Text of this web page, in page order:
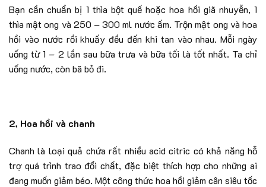
Bạn cần chuẩn bị 1 thìa bột quế hoặc hoa hồi giã nhuyễn, 1
thìa mật ong và 250 – 300 ml nước ấm. Trộn mật ong và hoa
hồi vào nước rồi khuấy đều đến khi tan vào nhau. Mỗi ngày
uống từ 1 – 2 lần sau bữa trưa và bữa tối là tốt nhất. Ta chỉ
uống nước, còn bã bỏ đi.
2, Hoa hồi và chanh
Chanh là loại quả chứa rất nhiều acid citric có khả năng hỗ
trợ quá trình trao đổi chất, đặc biệt thích hợp cho những ai
đang muốn giảm béo. Một công thức hoa hồi giảm cân siêu tốc